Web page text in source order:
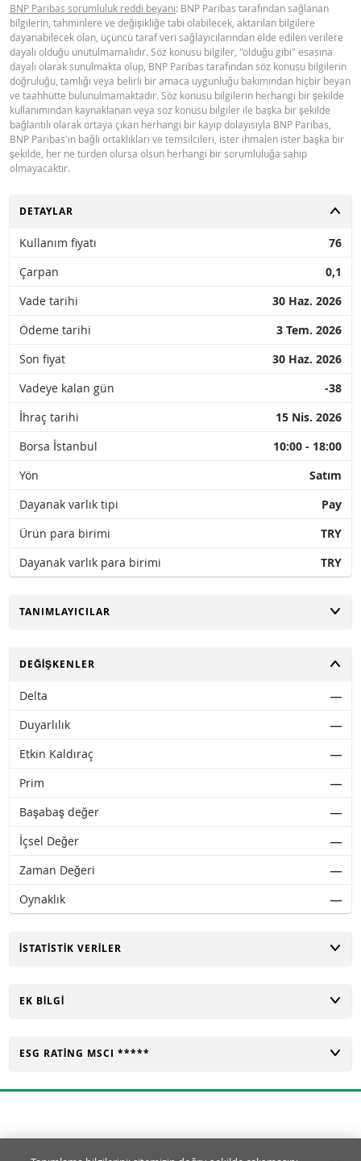
BNP Paribas sorumluluk reddi beyanı: BNP Paribas tarafından sağlanan
bilgilerin, tahminlere ve değişikliğe tabi olabilecek, aktarılan bilgilere
dayanabilecek olan, üçüncü taraf veri sağlayıcılarından elde edilen verilere
dayalı olduğu unutulmamalıdır. Söz konusu bilgiler, "olduğu gibi" esasına
dayalı olarak sunulmakta olup, BNP Paribas tarafından söz konusu bilgilerin
doğruluğu, tamlığı veya belirli bir amaca uygunluğu bakımından hiçbir beyan
ve taahhütte bulunulmamaktadır. Söz konusu bilgilerin herhangi bir şekilde
kullanımından kaynaklanan veya söz konusu bilgiler ile başka bir şekilde
bağlantılı olarak ortaya çıkan herhangi bir kayıp dolayısıyla BNP Paribas,
BNP Paribas'ın bağlı ortaklıkları ve temsilcileri, ister ihmalen ister başka bir
şekilde, her ne türden olursa olsun herhangi bir sorumluluğa sahip
olmayacaktır.
AÇ
DETAYLAR
Kullanım fiyatı
76
Çarpan
0,1
Vade tarihi
30 Haz. 2026
Ödeme tarihi
3 Tem. 2026
Son fiyat
30 Haz. 2026
Vadeye kalan gün
-38
İhraç tarihi
15 Nis. 2026
Borsa İstanbul
10:00 - 18:00
Yön
Satım
Dayanak varlık tipi
Pay
Ürün para birimi
TRY
Dayanak varlık para birimi
TRY
AÇ
TANIMLAYICILAR
AÇ
DEĞIŞKENLER
Delta
―
Duyarlılık
―
Etkin Kaldıraç
―
Prim
―
Başabaş değer
―
İçsel Değer
―
Zaman Değeri
―
Oynaklık
―
AÇ
İSTATISTIK VERILER
AÇ
EK BILGI
AÇ
ESG RATING MSCI *****
Tanımlama Bilgisi Ayarları